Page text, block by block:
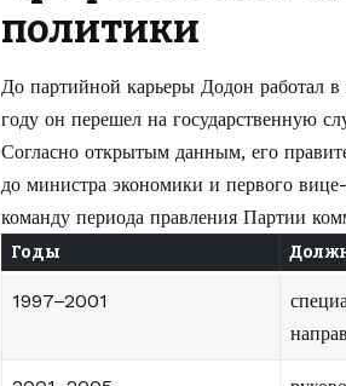
политики
До партийной карьеры Додон работал
году он перешел на государственную
Согласно открытым данным, его
до министра экономики и первого
команду периода правления Партии
Годы
1997–2001